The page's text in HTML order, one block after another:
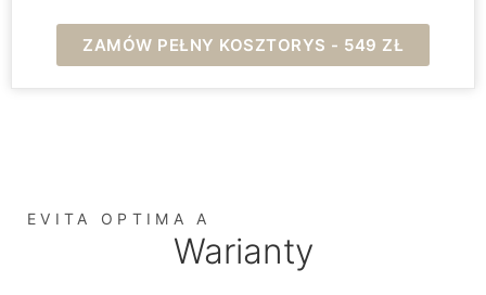
ZAMÓW PEŁNY KOSZTORYS - 549 ZŁ
EVITA OPTIMA A
Warianty